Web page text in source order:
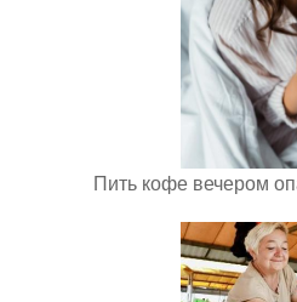
Пить кофе вечером